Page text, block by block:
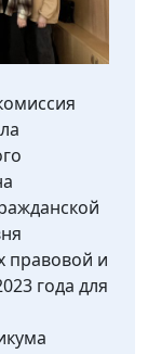
правовой и
года для